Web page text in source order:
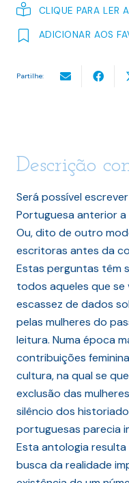
CLIQUE PARA LER
ADICIONAR AOS
Partilhe:
Descrição
Será possível
Portuguesa anterior a
Ou, dito de outro
escritoras antes da
Estas perguntas têm
todos aqueles que
escassez de dados
pelas mulheres do
leitura. Numa época
contribuições
cultura, na qual se
exclusão das
silêncio dos
portuguesas parecia
Esta antologia
busca da realidade